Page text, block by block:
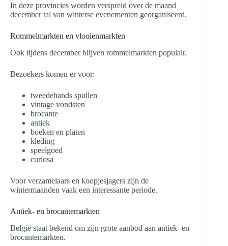
In deze provincies worden verspreid over de maand
december tal van winterse evenementen georganiseerd.
Rommelmarkten en vlooienmarkten
Ook tijdens december blijven rommelmarkten populair.
Bezoekers komen er voor:
tweedehands spullen
vintage vondsten
brocante
antiek
boeken en platen
kleding
speelgoed
curiosa
Voor verzamelaars en koopjesjagers zijn de
wintermaanden vaak een interessante periode.
Antiek- en brocantemarkten
België staat bekend om zijn grote aanbod aan antiek- en
brocantemarkten.